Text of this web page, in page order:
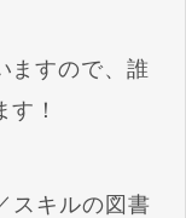
ますので、誰
！
スキルの図書